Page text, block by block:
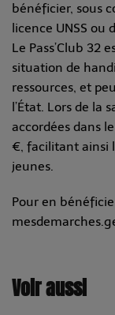
bénéficier, sous
licence UNSS
Le Pass’Club 32
situation de
ressources, et
l’État. Lors de la
accordées dans
€, facilitant ainsi
jeunes.
Pour en
Voir aussi